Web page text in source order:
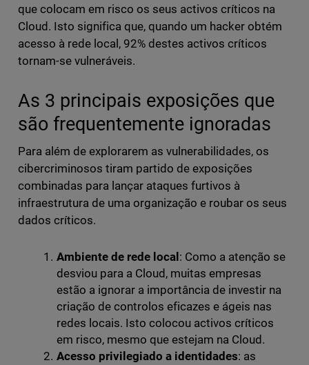
que colocam em risco os seus activos críticos na
Cloud. Isto significa que, quando um hacker obtém
acesso à rede local, 92% destes activos críticos
tornam-se vulneráveis.
As 3 principais exposições que
são frequentemente ignoradas
Para além de explorarem as vulnerabilidades, os
cibercriminosos tiram partido de exposições
combinadas para lançar ataques furtivos à
infraestrutura de uma organização e roubar os seus
dados críticos.
Ambiente de rede local : Como a atenção se
desviou para a Cloud, muitas empresas
estão a ignorar a importância de investir na
criação de controlos eficazes e ágeis nas
redes locais. Isto colocou activos críticos
em risco, mesmo que estejam na Cloud.
Acesso privilegiado a identidades: as